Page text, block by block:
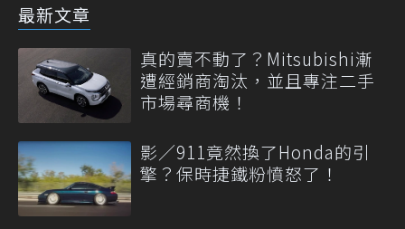
最新文章
真的賣不動了？Mitsubishi漸
遭經銷商淘汰，並且專注二手
市場尋商機！
影／911竟然換了Honda的引
擎？保時捷鐵粉憤怒了！